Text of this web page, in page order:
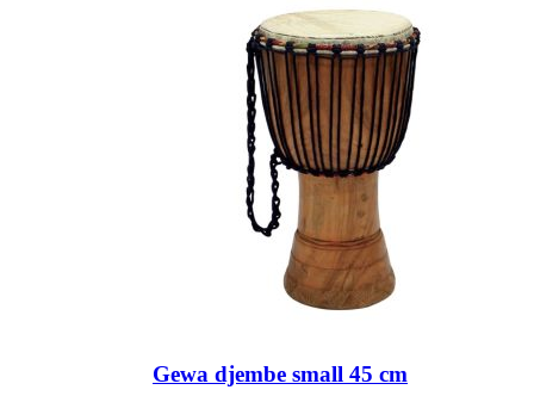
Gewa djembe small 45 cm